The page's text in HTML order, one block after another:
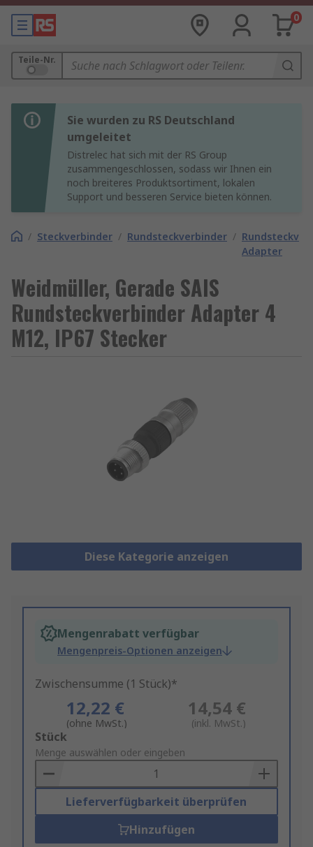
0
Teile-Nr.
Sie wurden zu RS Deutschland
umgeleitet
Distrelec hat sich mit der RS Group
zusammengeschlossen, sodass wir Ihnen ein
noch breiteres Produktsortiment, lokalen
Support und besseren Service bieten können.
/ Steckverbinder / Rundsteckverbinder /
Adapter
Weidmüller, Gerade SAIS
Rundsteckverbinder Adapter 4
M12, IP67 Stecker
Diese Kategorie anzeigen
Mengenrabatt verfügbar
Mengenpreis-Optionen anzeigen
Zwischensumme (1 Stück)*
12,22 €
(ohne MwSt.)
14,54 €
(inkl. MwSt.)
Add
to
Basket
Stück
Menge auswählen oder eingeben
Lieferverfügbarkeit überprüfen
Hinzufügen